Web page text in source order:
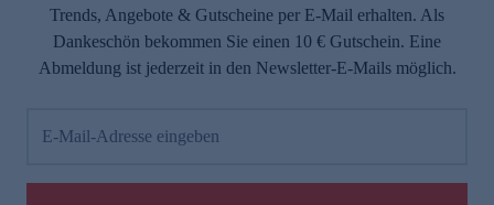
Trends, Angebote & Gutscheine per E-Mail erhalten. Als
Dankeschön bekommen Sie einen 10 € Gutschein. Eine
Abmeldung ist jederzeit in den Newsletter-E-Mails möglich.
E-Mail-Adresse eingeben